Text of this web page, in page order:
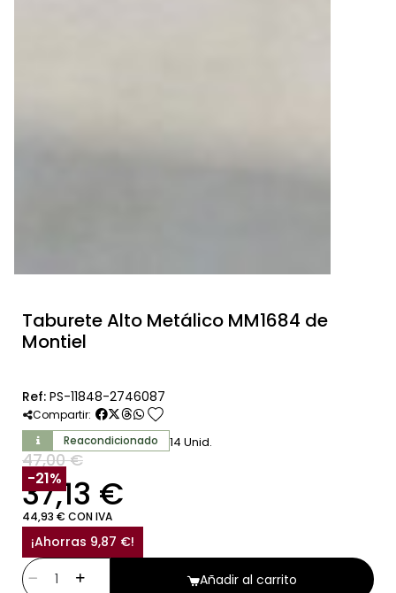
Taburete Alto Metálico MM1684 de
Montiel
Ref: PS-11848-2746087
Compartir: favorite
Reacondicionado 14 Unid.
47,00 €
SIN IVA
37,13 €
44,93 € CON IVA
¡Ahorras 9,87 €!
-21%
Añadir al carrito